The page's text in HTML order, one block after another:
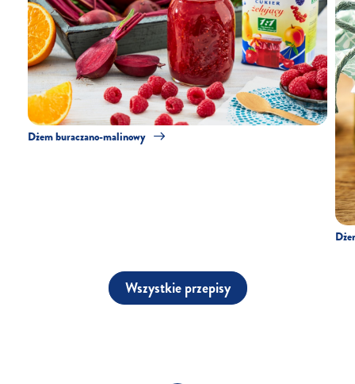
Dżem buraczano-malinowy
Wszystkie przepisy